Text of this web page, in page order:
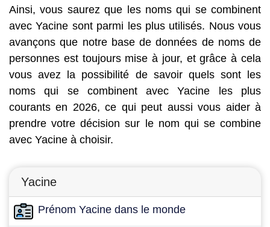
Ainsi, vous saurez que les noms qui se combinent
avec Yacine sont parmi les plus utilisés. Nous vous
avançons que notre base de données de noms de
personnes est toujours mise à jour, et grâce à cela
vous avez la possibilité de savoir quels sont les
noms qui se combinent avec Yacine les plus
courants en 2026, ce qui peut aussi vous aider à
prendre votre décision sur le nom qui se combine
avec Yacine à choisir.
Yacine
Prénom Yacine dans le monde